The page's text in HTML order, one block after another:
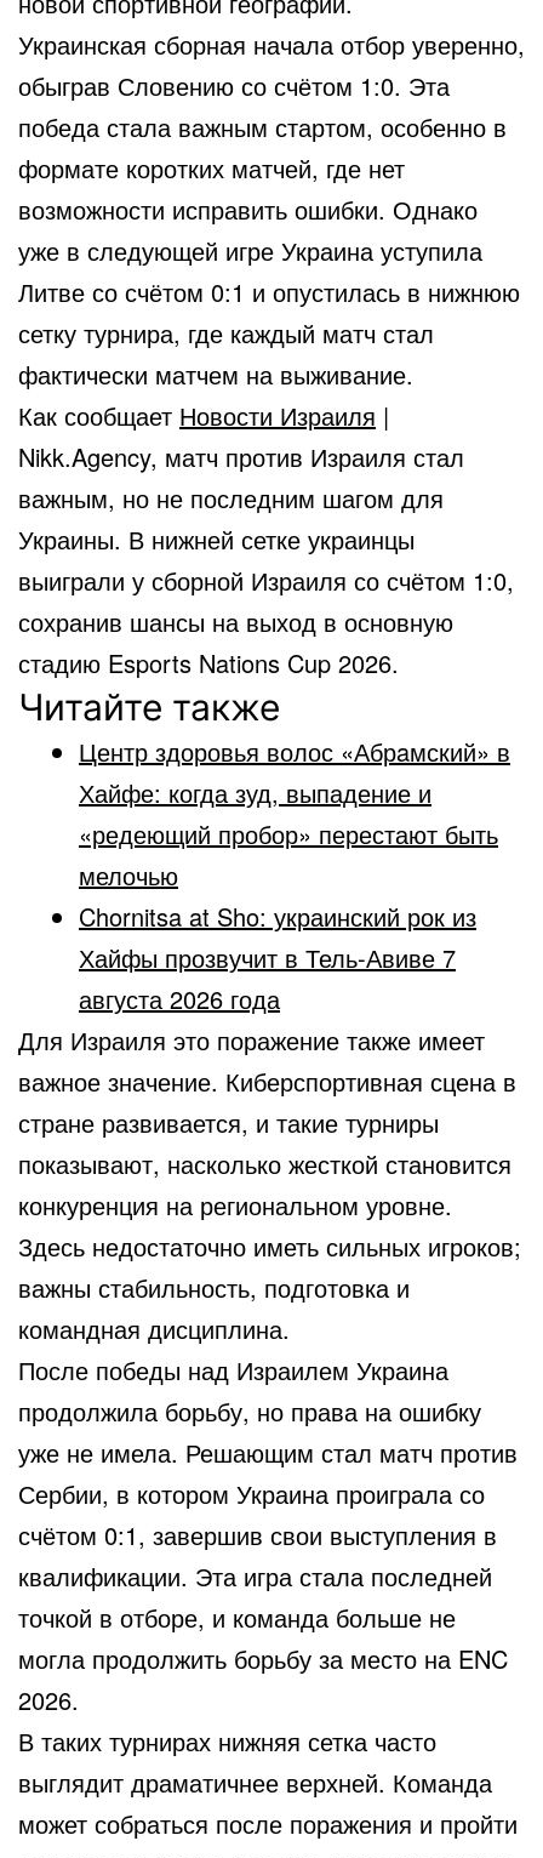
Украинская сборная начала отбор уверенно,
обыграв Словению со счётом 1:0. Эта
победа стала важным стартом, особенно в
формате коротких матчей, где нет
возможности исправить ошибки. Однако
уже в следующей игре Украина уступила
Литве со счётом 0:1 и опустилась в нижнюю
сетку турнира, где каждый матч стал
фактически матчем на выживание.
Как сообщает Новости Израиля |
Nikk.Agency, матч против Израиля стал
важным, но не последним шагом для
Украины. В нижней сетке украинцы
выиграли у сборной Израиля со счётом 1:0,
сохранив шансы на выход в основную
стадию Esports Nations Cup 2026.
Читайте также
Центр здоровья волос «Абрaмский» в
Хайфе: когда зуд, выпадение и
«редеющий пробор» перестают быть
мелочью
Chornitsa at Sho: украинский рок из
Хайфы прозвучит в Тель-Авиве 7
августа 2026 года
Для Израиля это поражение также имеет
важное значение. Киберспортивная сцена в
стране развивается, и такие турниры
показывают, насколько жесткой становится
конкуренция на региональном уровне.
Здесь недостаточно иметь сильных игроков;
важны стабильность, подготовка и
командная дисциплина.
После победы над Израилем Украина
продолжила борьбу, но права на ошибку
уже не имела. Решающим стал матч против
Сербии, в котором Украина проиграла со
счётом 0:1, завершив свои выступления в
квалификации. Эта игра стала последней
точкой в отборе, и команда больше не
могла продолжить борьбу за место на ENC
2026.
В таких турнирах нижняя сетка часто
выглядит драматичнее верхней. Команда
может собраться после поражения и пройти